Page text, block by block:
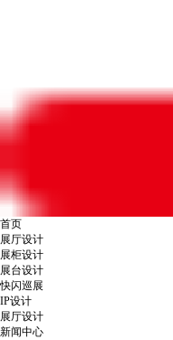
首页
展厅设计
展柜设计
展台设计
快闪巡展
IP设计
展厅设计
新闻中心